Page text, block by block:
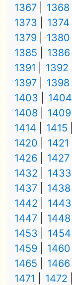
1367
1368
1373
1374
1379
1380
1385
1386
1391
1392
1397
1398
1403
1404
1408
1409
1414
1415
1420
1421
1426
1427
1432
1433
1437
1438
1442
1443
1447
1448
1453
1454
1459
1460
1465
1466
1471
1472